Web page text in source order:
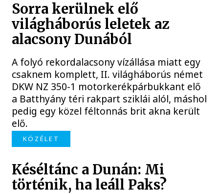
Sorra kerülnek elő
világháborús leletek az
alacsony Dunából
A folyó rekordalacsony vízállása miatt egy
csaknem komplett, II. világháborús német
DKW NZ 350-1 motorkerékpárbukkant elő
a Batthyány téri rakpart sziklái alól, máshol
pedig egy közel féltonnás brit akna került
elő.
KÖZÉLET
Késéltánc a Dunán: Mi
történik, ha leáll Paks?